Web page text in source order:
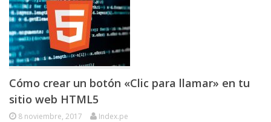
Cómo crear un botón «Clic para llamar» en tu
sitio web HTML5
8 noviembre, 2017 Index.pe